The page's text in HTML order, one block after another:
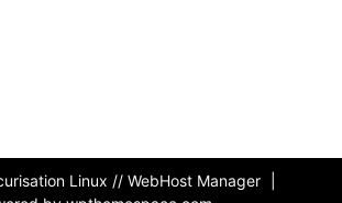
Linux // WebHost Manager